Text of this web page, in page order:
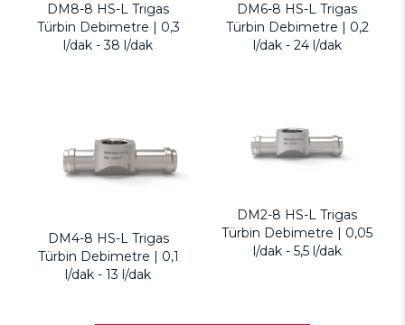
DM8-8 HS-L Trigas
Türbin Debimetre | 0,3
l/dak - 38 l/dak
DM6-8 HS-L Trigas
Türbin Debimetre | 0,2
l/dak - 24 l/dak
DM4-8 HS-L Trigas
Türbin Debimetre | 0,1
l/dak - 13 l/dak
DM2-8 HS-L Trigas
Türbin Debimetre | 0,05
l/dak - 5,5 l/dak